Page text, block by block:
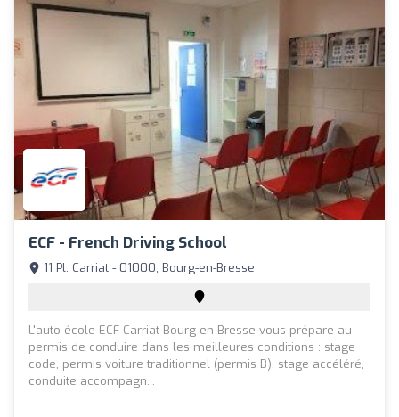
ECF - French Driving School
11 Pl. Carriat - 01000, Bourg-en-Bresse
L'auto école ECF Carriat Bourg en Bresse vous prépare au
permis de conduire dans les meilleures conditions : stage
code, permis voiture traditionnel (permis B), stage accéléré,
conduite accompagn...